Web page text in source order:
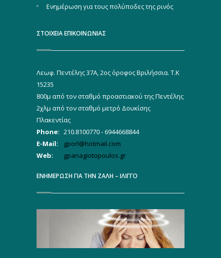
Ενημέρωση για τους πολύποδες της ρινός
ΣΤΟΙΧΕΙΑ ΕΠΙΚΟΙΝΩΝΙΑΣ
Λεωφ. Πεντέλης 37Α, 2ος όροφος Βριλήσσια. Τ.Κ
15235
800μ από τον σταθμό προαστιακού της Πεντέλης
2χλμ από τον σταθμό μετρό Δουκίσης
Πλακεντίας
Phone: 210.8100770 - 6944668844
E-Mail:
gporl@hotmail.com
Web:
gpanagiotopoulos.gr
ΕΝΗΜΕΡΩΣΗ ΓΙΑ ΤΗΝ ΖΑΛΗ – ΙΛΙΓΓΟ